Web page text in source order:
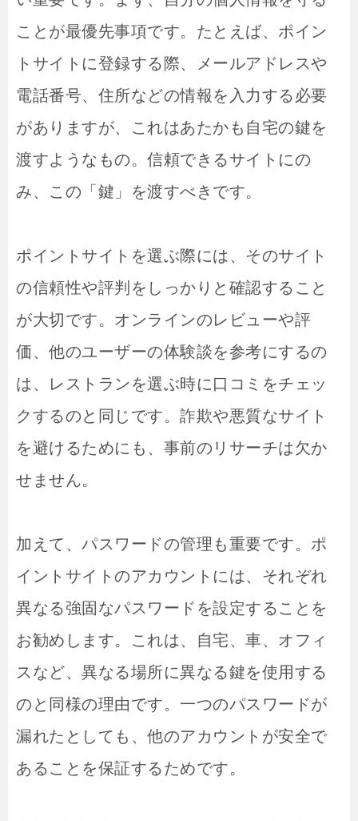
ことが最優先事項です。たとえば、ポイン
トサイトに登録する際、メールアドレスや
電話番号、住所などの情報を入力する必要
がありますが、これはあたかも自宅の鍵を
渡すようなもの。信頼できるサイトにの
み、この「鍵」を渡すべきです。
ポイントサイトを選ぶ際には、そのサイト
の信頼性や評判をしっかりと確認すること
が大切です。オンラインのレビューや評
価、他のユーザーの体験談を参考にするの
は、レストランを選ぶ時に口コミをチェッ
クするのと同じです。詐欺や悪質なサイト
を避けるためにも、事前のリサーチは欠か
せません。
加えて、パスワードの管理も重要です。ポ
イントサイトのアカウントには、それぞれ
異なる強固なパスワードを設定することを
お勧めします。これは、自宅、車、オフィ
スなど、異なる場所に異なる鍵を使用する
のと同様の理由です。一つのパスワードが
漏れたとしても、他のアカウントが安全で
あることを保証するためです。